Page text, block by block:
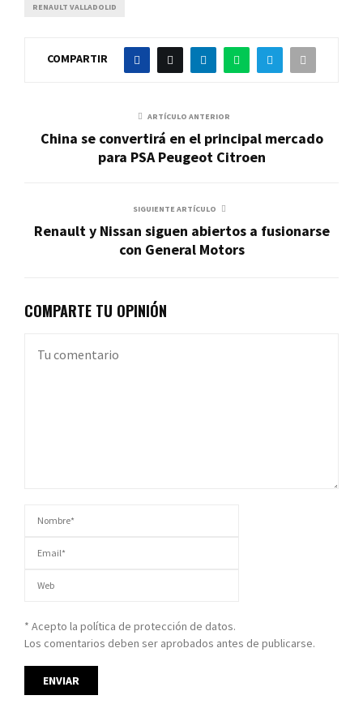
RENAULT VALLADOLID
COMPARTIR
ARTÍCULO ANTERIOR
China se convertirá en el principal mercado
para PSA Peugeot Citroen
SIGUIENTE ARTÍCULO
Renault y Nissan siguen abiertos a fusionarse
con General Motors
COMPARTE TU OPINIÓN
* Acepto la política de protección de datos.
Los comentarios deben ser aprobados antes de publicarse.